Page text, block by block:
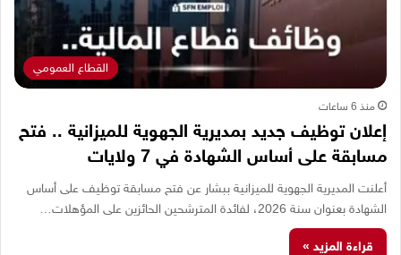
القطاع العمومي
منذ 6 ساعات
إعلان توظيف جديد بمديرية الجهوية للميزانية .. فتح
مسابقة على أساس الشهادة في 7 ولايات
أعلنت المديرية الجهوية للميزانية ببشار عن فتح مسابقة توظيف على أساس
الشهادة بعنوان سنة 2026، لفائدة المترشحين الحائزين على المؤهلات…
قراءة المزيد »